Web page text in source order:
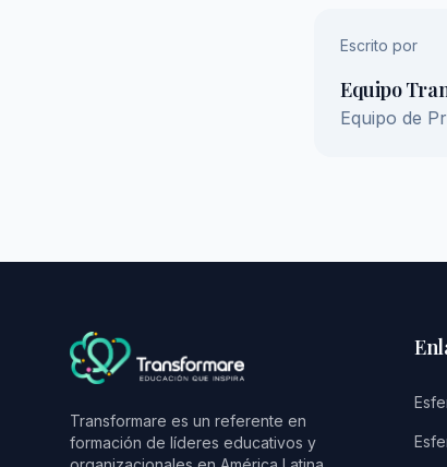
Escrito por
Equipo
Equipo de
Transformare es un referente en
formación de líderes educativos y